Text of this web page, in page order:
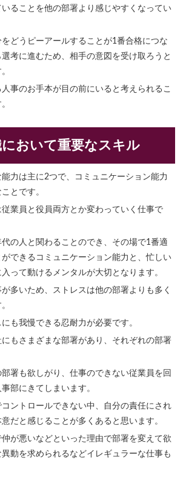
ることを他の部署より感じやすくなってい
どうピーアールすることが1番合格につな
考に進むため、相手の意図を受け取ろうと
事のお手本が目の前にいると考えられるこ
において重要なスキル
力は主に2つで、コミュニケーション能力
とです。
従業員と役員両方とか変わっていく仕事で
の人と関わることのでき、その場で1番適
できるコミュニケーション能力と、忙しい
って動けるメンタルが大切となります。
多いため、ストレスは他の部署よりも多く
も我慢できる忍耐力が必要です。
もさまざまな部署があり、それぞれの部署
署も欲しがり、仕事のできない従業員を回
部にきてしまいます。
ントロールできない中、自分の責任にされ
だと感じることが多くあると思います。
が悪いなどといった理由で部署を変えて欲
動を求められるなどイレギュラーな仕事も